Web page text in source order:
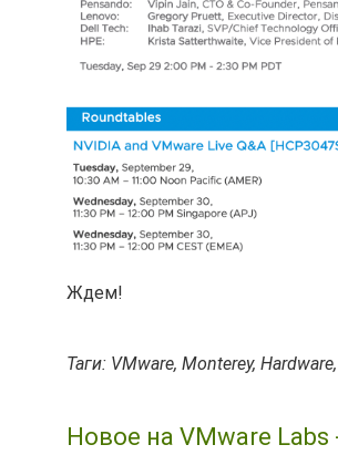
Ждем!
Таги: VMware, Monterey,
Новое на VMware